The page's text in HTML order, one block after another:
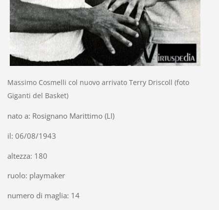
Massimo Cosmelli col nuovo arrivato Terry Driscoll (foto
Giganti del Basket)
nato a: Rosignano Marittimo (LI)
il: 06/08/1943
altezza: 180
ruolo: playmaker
numero di maglia: 14